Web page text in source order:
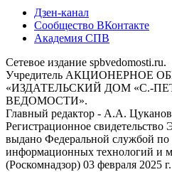
Дзен-канал
Сообщество ВКонтакте
Академия СПВ
Сетевое издание spbvedomosti.ru.
Учредитель АКЦИОНЕРНОЕ
«ИЗДАТЕЛЬСКИЙ ДОМ «С.-
ВЕДОМОСТИ».
Главный редактор - А.А.
Регистрационное
выдано Федеральной службой по
информационных технологий и
(Роскомнадзор) 03 февраля 2025 г.